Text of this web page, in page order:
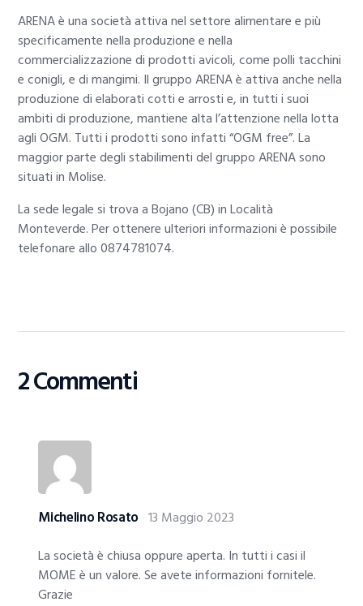
ARENA è una società attiva nel settore alimentare e più
specificamente nella produzione e nella
commercializzazione di prodotti avicoli, come polli tacchini
e conigli, e di mangimi. Il gruppo ARENA è attiva anche nella
produzione di elaborati cotti e arrosti e, in tutti i suoi
ambiti di produzione, mantiene alta l’attenzione nella lotta
agli OGM. Tutti i prodotti sono infatti “OGM free”. La
maggior parte degli stabilimenti del gruppo ARENA sono
situati in Molise.
La sede legale si trova a Bojano (CB) in Località
Monteverde. Per ottenere ulteriori informazioni è possibile
telefonare allo 0874781074.
2 Commenti
Michelino Rosato 13 Maggio 2023
La società è chiusa oppure aperta. In tutti i casi il
MOME è un valore. Se avete informazioni fornitele.
Grazie